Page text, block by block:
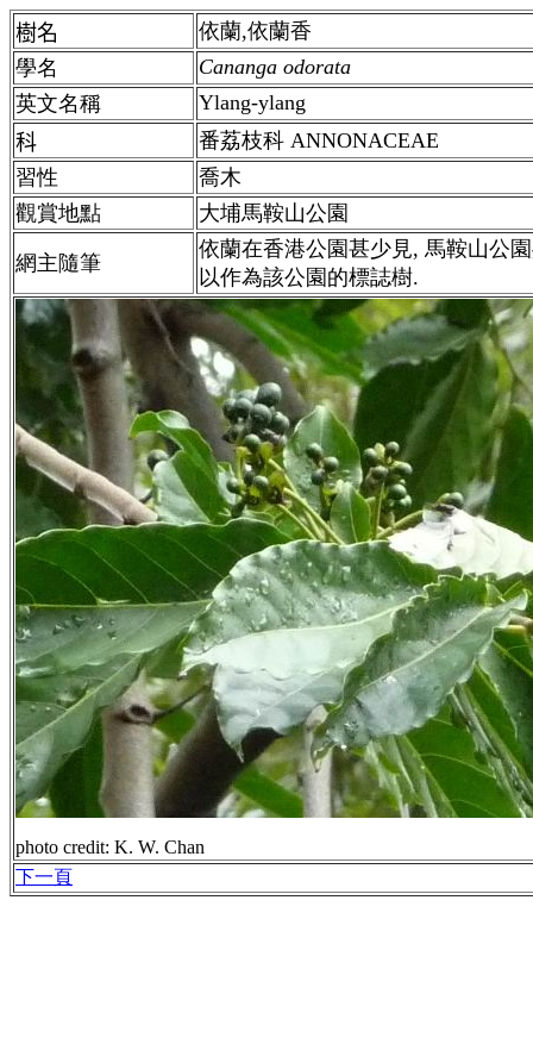
樹名
依蘭,依蘭香
學名
Cananga odorata
英文名稱
Ylang-ylang
科
番荔枝科 ANNONACEAE
習性
喬木
觀賞地點
大埔馬鞍山公園
網主隨筆
依蘭在香港公園甚少見, 馬鞍山公
以作為該公園的標誌樹.
photo credit: K. W. Chan
下一頁